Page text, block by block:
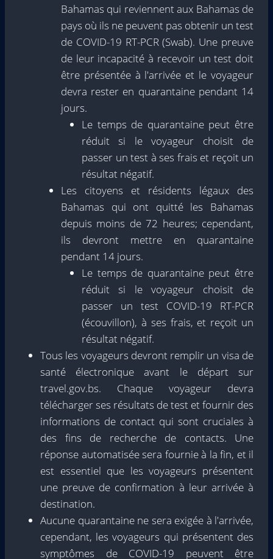
Bahamas qui reviennent aux Bahamas de
pays où ils ne peuvent pas obtenir un test
de COVID-19 RT-PCR (Swab). Une preuve
de leur incapacité à recevoir un test doit
être présentée à l'arrivée et le voyageur
devra rester en quarantaine pendant 14
jours.
Le temps de quarantaine peut être
réduit si le voyageur choisit de
passer un test à ses frais et reçoit un
résultat négatif.
Les citoyens et résidents légaux des
Bahamas qui ont quitté les Bahamas
depuis moins de 72 heures; cependant,
ils devront mettre en quarantaine
pendant 14 jours.
Le temps de quarantaine peut être
réduit si le voyageur choisit de
passer un test COVID-19 RT-PCR
(écouvillon), à ses frais, et reçoit un
résultat négatif.
Tous les voyageurs devront remplir un visa de
santé électronique avant le départ sur
travel.gov.bs. Chaque voyageur devra
télécharger ses résultats de test et fournir des
informations de contact qui sont cruciales à
des fins de recherche de contacts. Une
réponse automatisée sera fournie à la fin, et il
est essentiel que les voyageurs présentent
une preuve de confirmation à leur arrivée à
destination.
Aucune quarantaine ne sera exigée à l'arrivée,
cependant, les voyageurs qui présentent des
symptômes de COVID-19 peuvent être